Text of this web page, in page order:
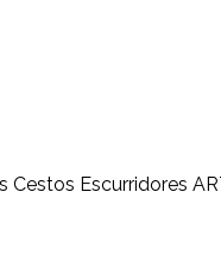
Cestos Escurridores